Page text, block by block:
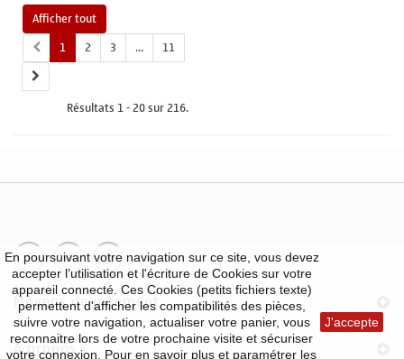
Afficher tout
1
2 3 ... 11
Résultats 1 - 20 sur 216.
Moyens de paiement
À propos
En poursuivant votre navigation sur ce site, vous devez
accepter l’utilisation et l'écriture de Cookies sur votre
appareil connecté. Ces Cookies (petits fichiers texte)
permettent d'afficher les compatibilités des pièces,
suivre votre navigation, actualiser votre panier, vous
reconnaitre lors de votre prochaine visite et sécuriser
votre connexion. Pour en savoir plus et paramétrer les
J'accepte